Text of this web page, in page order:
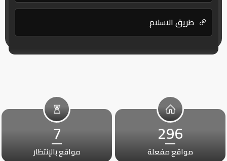
طريق الاسلام
296
مواقع مفعلة
7
مواقع بالإنتظار